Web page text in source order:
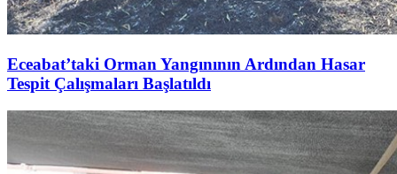
Eceabat’taki Orman Yangınının Ardından Hasar
Tespit Çalışmaları Başlatıldı